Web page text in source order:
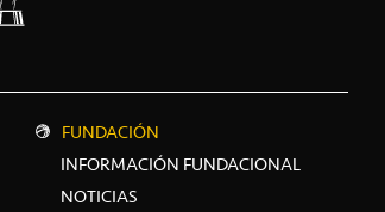
FUNDACIÓN
INFORMACIÓN FUNDACIONAL
NOTICIAS